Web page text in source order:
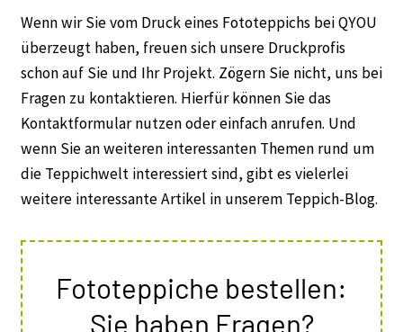
Wenn wir Sie vom Druck eines Fototeppichs bei QYOU
überzeugt haben, freuen sich unsere Druckprofis
schon auf Sie und Ihr Projekt. Zögern Sie nicht, uns bei
Fragen zu kontaktieren. Hierfür können Sie das
Kontaktformular nutzen oder einfach anrufen. Und
wenn Sie an weiteren interessanten Themen rund um
die Teppichwelt interessiert sind, gibt es vielerlei
weitere interessante Artikel in unserem Teppich-Blog.
Fototeppiche bestellen:
Sie haben Fragen?